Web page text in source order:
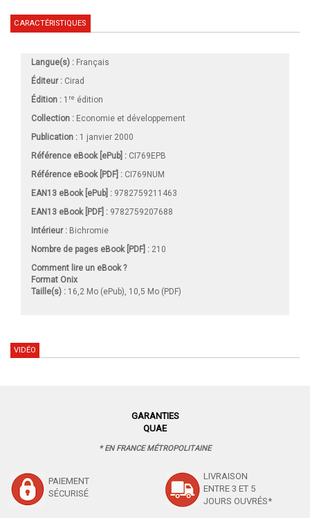
CARACTÉRISTIQUES
Langue(s) : Français
Éditeur : Cirad
Édition : 1 re édition
Collection : Economie et développement
Publication : 1 janvier 2000
Référence eBook [ePub] : CI769EPB
Référence eBook [PDF] : CI769NUM
EAN13 eBook [ePub] : 9782759211463
EAN13 eBook [PDF] : 9782759207688
Intérieur : Bichromie
Nombre de pages eBook [PDF] : 210
Comment lire un eBook ?
Format Onix
Taille(s) : 16,2 Mo (ePub), 10,5 Mo (PDF)
VIDÉO
GARANTIES
QUAE
* EN FRANCE MÉTROPOLITAINE
PAIEMENT
SÉCURISÉ
LIVRAISON
ENTRE 3 ET 5
JOURS OUVRÉS*